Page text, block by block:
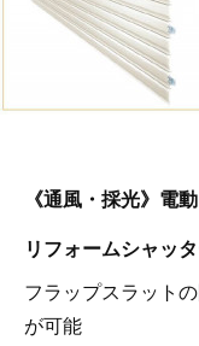
《通風・採光》電動
リフォームシャッ
フラップスラット
が可能